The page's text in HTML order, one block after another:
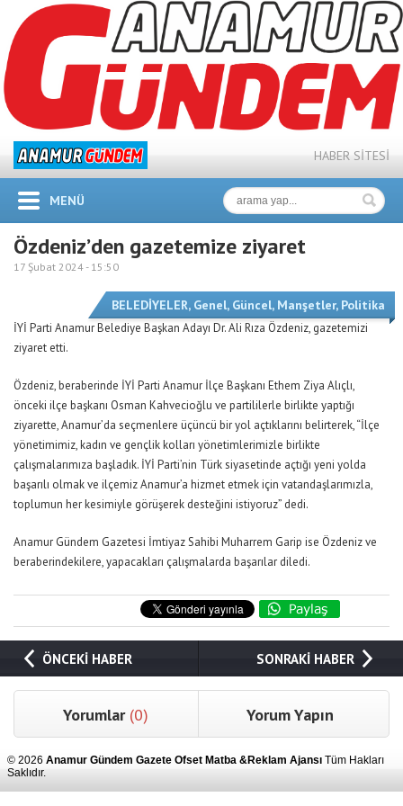
HABER SİTESİ
MENÜ
Özdeniz’den gazetemize ziyaret
17 Şubat 2024 - 15:50
BELEDİYELER, Genel, Güncel, Manşetler, Politika
İYİ Parti Anamur Belediye Başkan Adayı Dr. Ali Rıza Özdeniz, gazetemizi
ziyaret etti.
Özdeniz, beraberinde İYİ Parti Anamur İlçe Başkanı Ethem Ziya Alıçlı,
önceki ilçe başkanı Osman Kahvecioğlu ve partililerle birlikte yaptığı
ziyarette, Anamur’da seçmenlere üçüncü bir yol açtıklarını belirterek, “İlçe
yönetimimiz, kadın ve gençlik kolları yönetimlerimizle birlikte
çalışmalarımıza başladık. İYİ Parti’nin Türk siyasetinde açtığı yeni yolda
başarılı olmak ve ilçemiz Anamur’a hizmet etmek için vatandaşlarımızla,
toplumun her kesimiyle görüşerek desteğini istiyoruz” dedi.
Anamur Gündem Gazetesi İmtiyaz Sahibi Muharrem Garip ise Özdeniz ve
beraberindekilere, yapacakları çalışmalarda başarılar diledi.
ÖNCEKİ HABER SONRAKİ HABER
Yorumlar (0) Yorum Yapın
© 2026 Anamur Gündem Gazete Ofset Matba &Reklam Ajansı Tüm Hakları
Saklıdır.